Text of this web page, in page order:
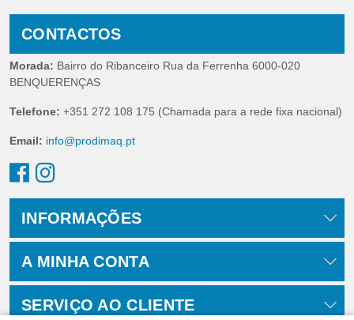
CONTACTOS
Morada: Bairro do Ribanceiro Rua da Ferrenha 6000-020
BENQUERENÇAS
Telefone: +351 272 108 175 (Chamada para a rede fixa nacional)
Email: info@prodimaq.pt
INFORMAÇÕES
A MINHA CONTA
SERVIÇO AO CLIENTE